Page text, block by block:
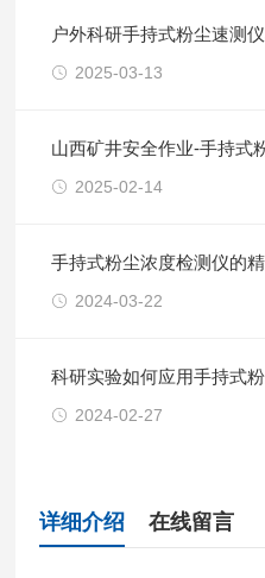
户外科研手持式粉尘速测
2025-03-13
山西矿井安全作业-手持式
2025-02-14
手持式粉尘浓度检测仪的
2024-03-22
科研实验如何应用手持式
2024-02-27
详细介绍 在线留言